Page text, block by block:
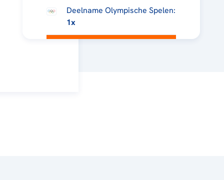
Deelname Olympische Spelen:
1x